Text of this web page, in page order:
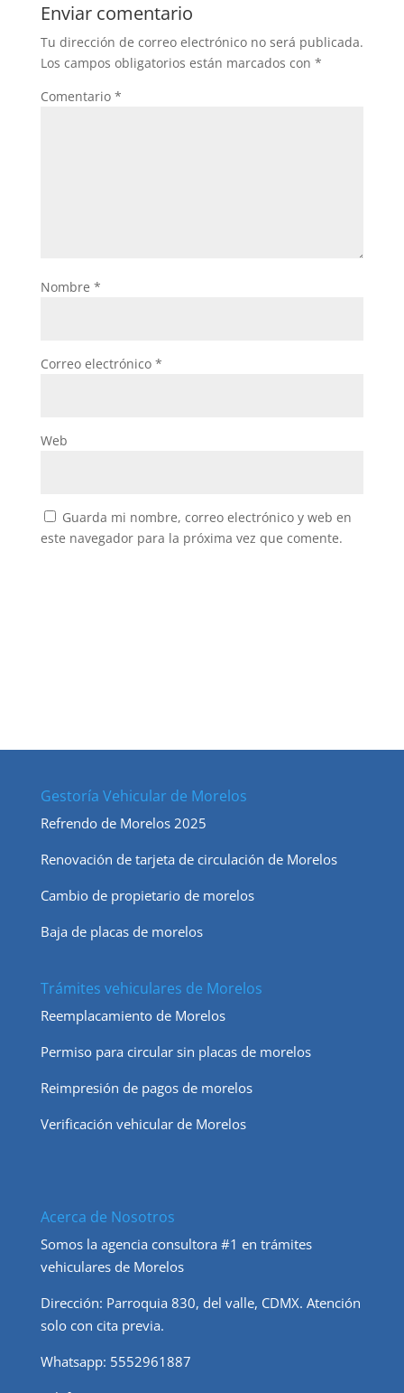
Enviar comentario
Tu dirección de correo electrónico no será publicada.
Los campos obligatorios están marcados con *
Comentario *
Nombre *
Correo electrónico *
Web
Guarda mi nombre, correo electrónico y web en
este navegador para la próxima vez que comente.
Gestoría Vehicular de Morelos
Refrendo de Morelos 2025
Renovación de tarjeta de circulación de Morelos
Cambio de propietario de morelos
Baja de placas de morelos
Trámites vehiculares de Morelos
Reemplacamiento de Morelos
Permiso para circular sin placas de morelos
Reimpresión de pagos de morelos
Verificación vehicular de Morelos
Acerca de Nosotros
Somos la agencia consultora #1 en trámites
vehiculares de Morelos
Dirección: Parroquia 830, del valle, CDMX. Atención
solo con cita previa.
Whatsapp: 5552961887